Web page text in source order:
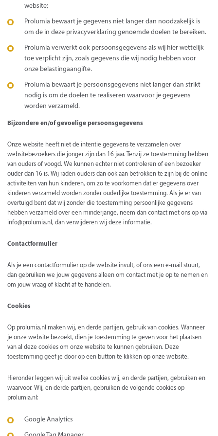
website;
Prolumia bewaart je gegevens niet langer dan noodzakelijk is
om de in deze privacyverklaring genoemde doelen te bereiken.
Prolumia verwerkt ook persoonsgegevens als wij hier wettelijk
toe verplicht zijn, zoals gegevens die wij nodig hebben voor
onze belastingaangifte.
Prolumia bewaart je persoonsgegevens niet langer dan strikt
nodig is om de doelen te realiseren waarvoor je gegevens
worden verzameld.
Bijzondere en/of gevoelige persoonsgegevens
Onze website heeft niet de intentie gegevens te verzamelen over
websitebezoekers die jonger zijn dan 16 jaar. Tenzij ze toestemming hebben
van ouders of voogd. We kunnen echter niet controleren of een bezoeker
ouder dan 16 is. Wij raden ouders dan ook aan betrokken te zijn bij de online
activiteiten van hun kinderen, om zo te voorkomen dat er gegevens over
kinderen verzameld worden zonder ouderlijke toestemming. Als je er van
overtuigd bent dat wij zonder die toestemming persoonlijke gegevens
hebben verzameld over een minderjarige, neem dan contact met ons op via
info@prolumia.nl, dan verwijderen wij deze informatie.
Contactformulier
Als je een contactformulier op de website invult, of ons een e-mail stuurt,
dan gebruiken we jouw gegevens alleen om contact met je op te nemen en
om jouw vraag of klacht af te handelen.
Cookies
Op prolumia.nl maken wij, en derde partijen, gebruik van cookies. Wanneer
je onze website bezoekt, dien je toestemming te geven voor het plaatsen
van al deze cookies om onze website te kunnen gebruiken. Deze
toestemming geef je door op een button te klikken op onze website.
Hieronder leggen wij uit welke cookies wij, en derde partijen, gebruiken en
waarvoor. Wij, en derde partijen, gebruiken de volgende cookies op
prolumia.nl:
Google Analytics